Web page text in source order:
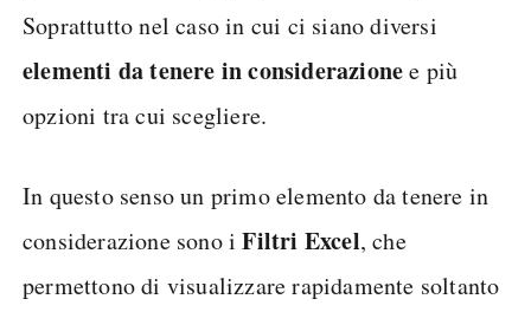
Soprattutto nel caso in cui ci siano diversi
elementi da tenere in considerazionee più
opzioni tra cui scegliere.
In questo senso un primo elemento da tenere in
considerazione sono iFiltri Excel, che
permettono di visualizzare rapidamente soltanto